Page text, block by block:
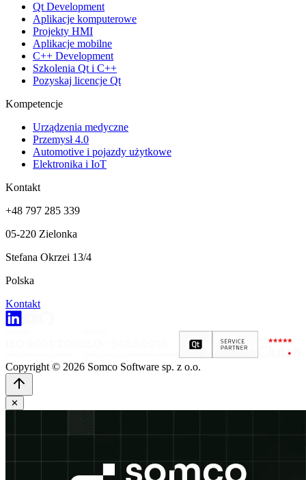
Qt Development
Aplikacje komputerowe
Projekty HMI
Aplikacje mobilne
C++ Development
Szkolenia Qt i C++
Pozyskaj licencje Qt
Kompetencje
Urządzenia medyczne
Przemysł 4.0
Automotive i pojazdy użytkowe
Elektronika i IoT
Kontakt
+48 797 285 339
05-220 Zielonka
Stefana Okrzei 13/4
Polska
Kontakt
Copyright © 2026 Somco Software sp. z o.o.
✕